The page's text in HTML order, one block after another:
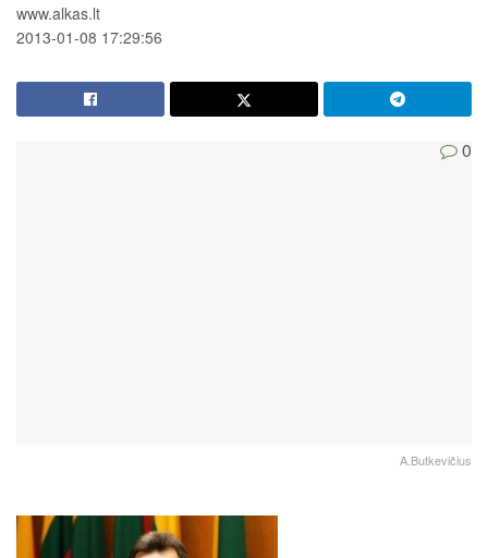
www.alkas.lt
2013-01-08 17:29:56
0
A.Butkevičius